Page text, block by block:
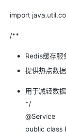
import
/**
Redis缓存服
提供热点数
用于减轻数
*/
@Service
public class